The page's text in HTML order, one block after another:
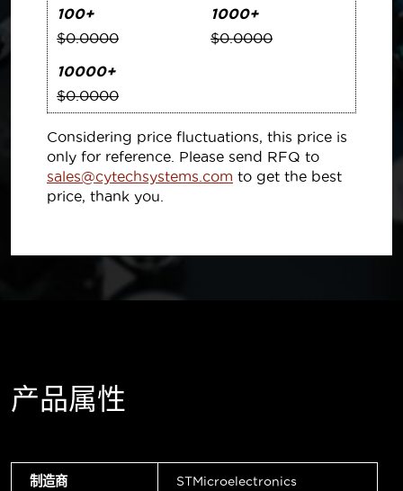
100+
$0.0000
1000+
$0.0000
10000+
$0.0000
Considering price fluctuations, this price is
only for reference. Please send RFQ to
sales@cytechsystems.com to get the best
price, thank you.
产品属性
制造商 STMicroelectronics